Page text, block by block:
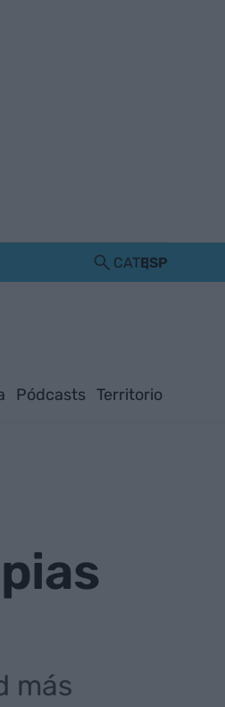
CATESP
Pódcasts Territorio
más